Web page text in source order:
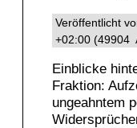
Veröffentlicht
+02:00 (49904
Einblicke
Fraktion:
ungeahntem